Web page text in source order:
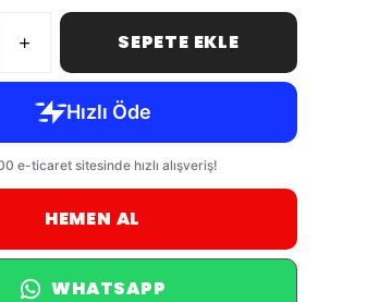
SEPETE EKLE
HEMEN AL
WHATSAPP